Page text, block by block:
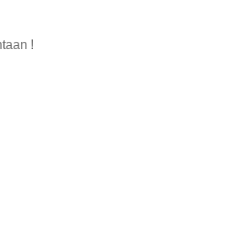
!